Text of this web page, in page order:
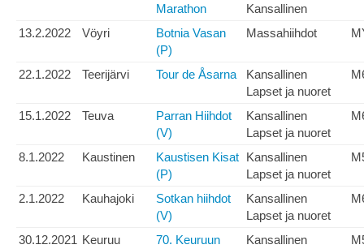
Marathon
Kansallinen
13.2.2022 Vöyri
Botnia Vasan
(P)
Massahiihdot
22.1.2022 Teerijärvi Tour de Åsarna
Kansallinen
Lapset ja nuoret
15.1.2022 Teuva
Parran Hiihdot
(V)
Kansallinen
Lapset ja nuoret
8.1.2022 Kaustinen
Kaustisen Kisat
(P)
Kansallinen
Lapset ja nuoret
2.1.2022 Kauhajoki
Sotkan hiihdot
(V)
Kansallinen
Lapset ja nuoret
30.12.2021 Keuruu
70. Keuruun
Kansallinen